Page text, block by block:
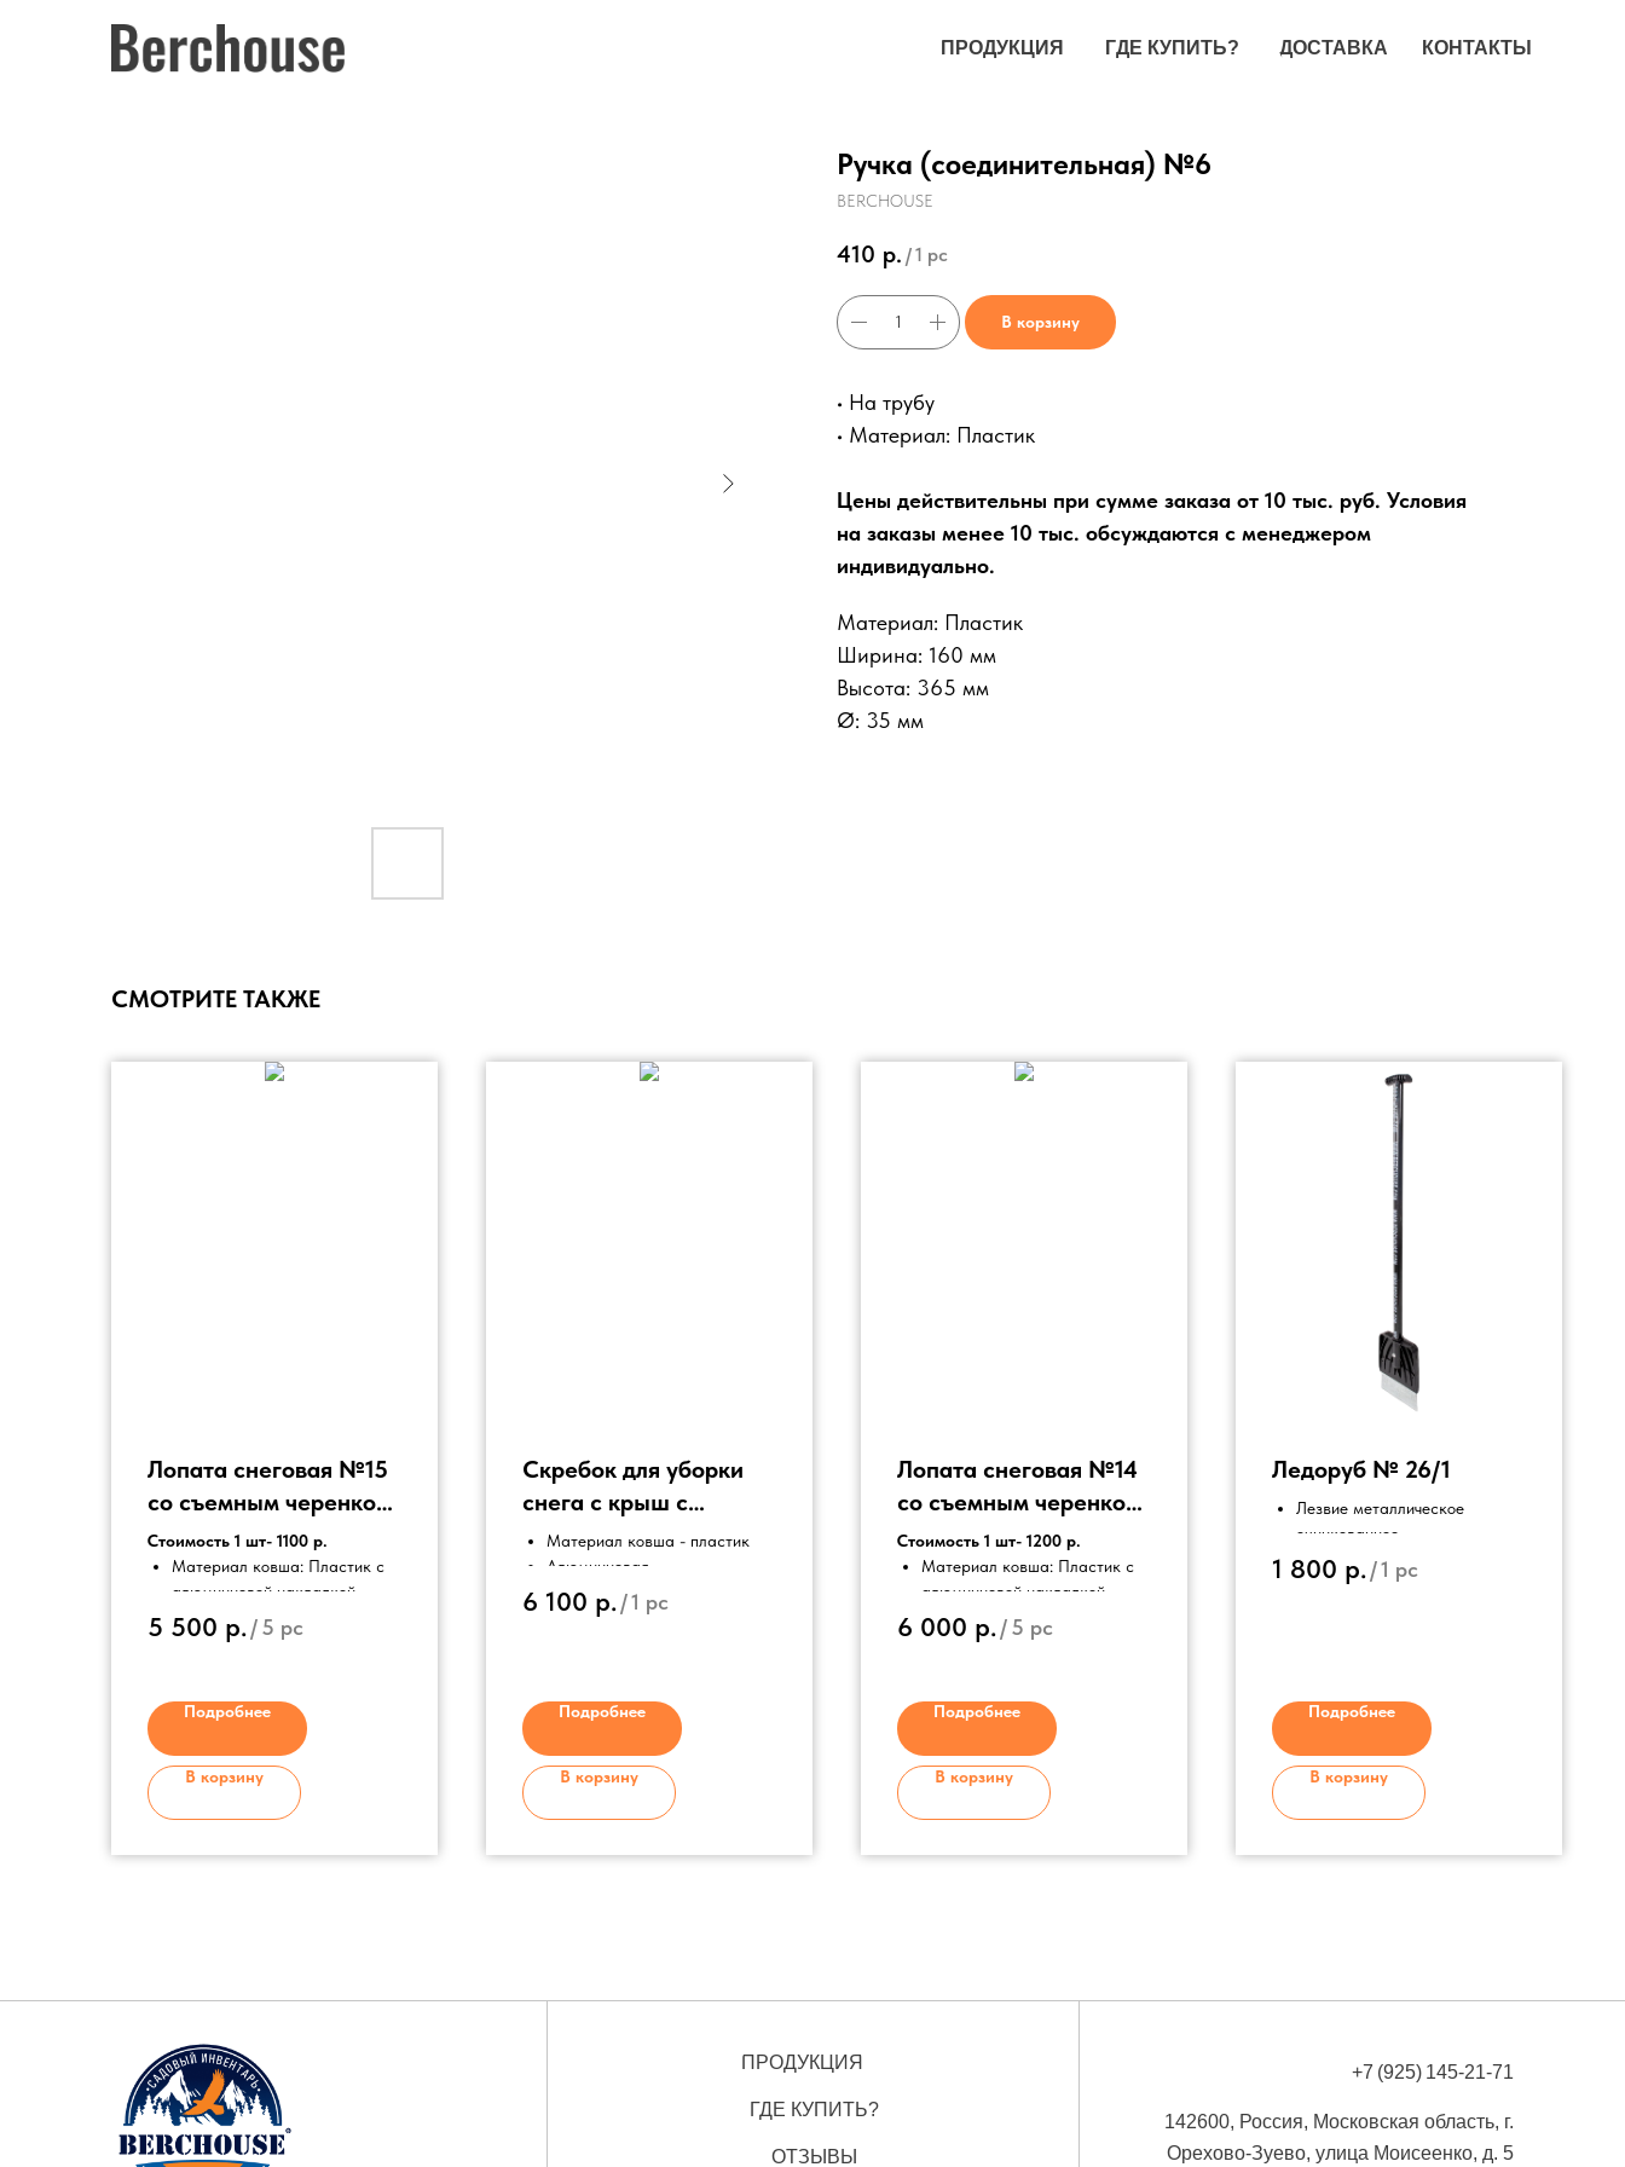
ПРОДУКЦИЯ ГДЕ КУПИТЬ? КОНТАКТЫ
ДОСТАВКА
Ручка (соединительная) №6
BERCHOUSE
410 р. /1 pc
В корзину
• На трубу
• Материал: Пластик
Цены действительны при сумме заказа от 10 тыс. руб. Условия
на заказы менее 10 тыс. обсуждаются с менеджером
индивидуально.
Материал: Пластик
Ширина: 160 мм
Высота: 365 мм
Ø: 35 мм
СМОТРИТЕ ТАКЖЕ
Лопата снеговая №15
со съемным черенком
, с алюминиевой
накладкой
Стоимость 1 шт- 1100 р.
Материал ковша: Пластик с
алюминиевой накладкой
Материал черенка -
алюминий
5 500 р./5 pc
Подробнее
В корзину
Скребок для уборки
снега с крыш с
телескопической
ручкой на колесиках с
кнопкой № 37
Материал ковша - пластик
Алюминиевая
телескопическая труба
6 100 р./1 pc
Подробнее
В корзину
Лопата снеговая №14
со съемным черенком
, с алюминиевой
накладкой
Стоимость 1 шт- 1200 р.
Материал ковша: Пластик с
алюминиевой накладкой
Материал черенка -
алюминий
6 000 р./5 pc
Подробнее
В корзину
Ледоруб № 26/1
Лезвие металлическое
оцинкованное
Черенок - сталь
На черенке - термоусадочная
1 800 р./1 pc
Подробнее
В корзину
ПРОДУКЦИЯ
ГДЕ КУПИТЬ?
ОТЗЫВЫ
+7 (925) 145-21-71
142600, Россия, Московская область, г.
Орехово-Зуево, улица Моисеенко, д. 5